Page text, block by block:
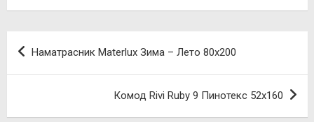
Навигация
по
Наматрасник Materlux Зима – Лето 80х200
Комод Rivi Ruby 9 Пинотекс 52х160